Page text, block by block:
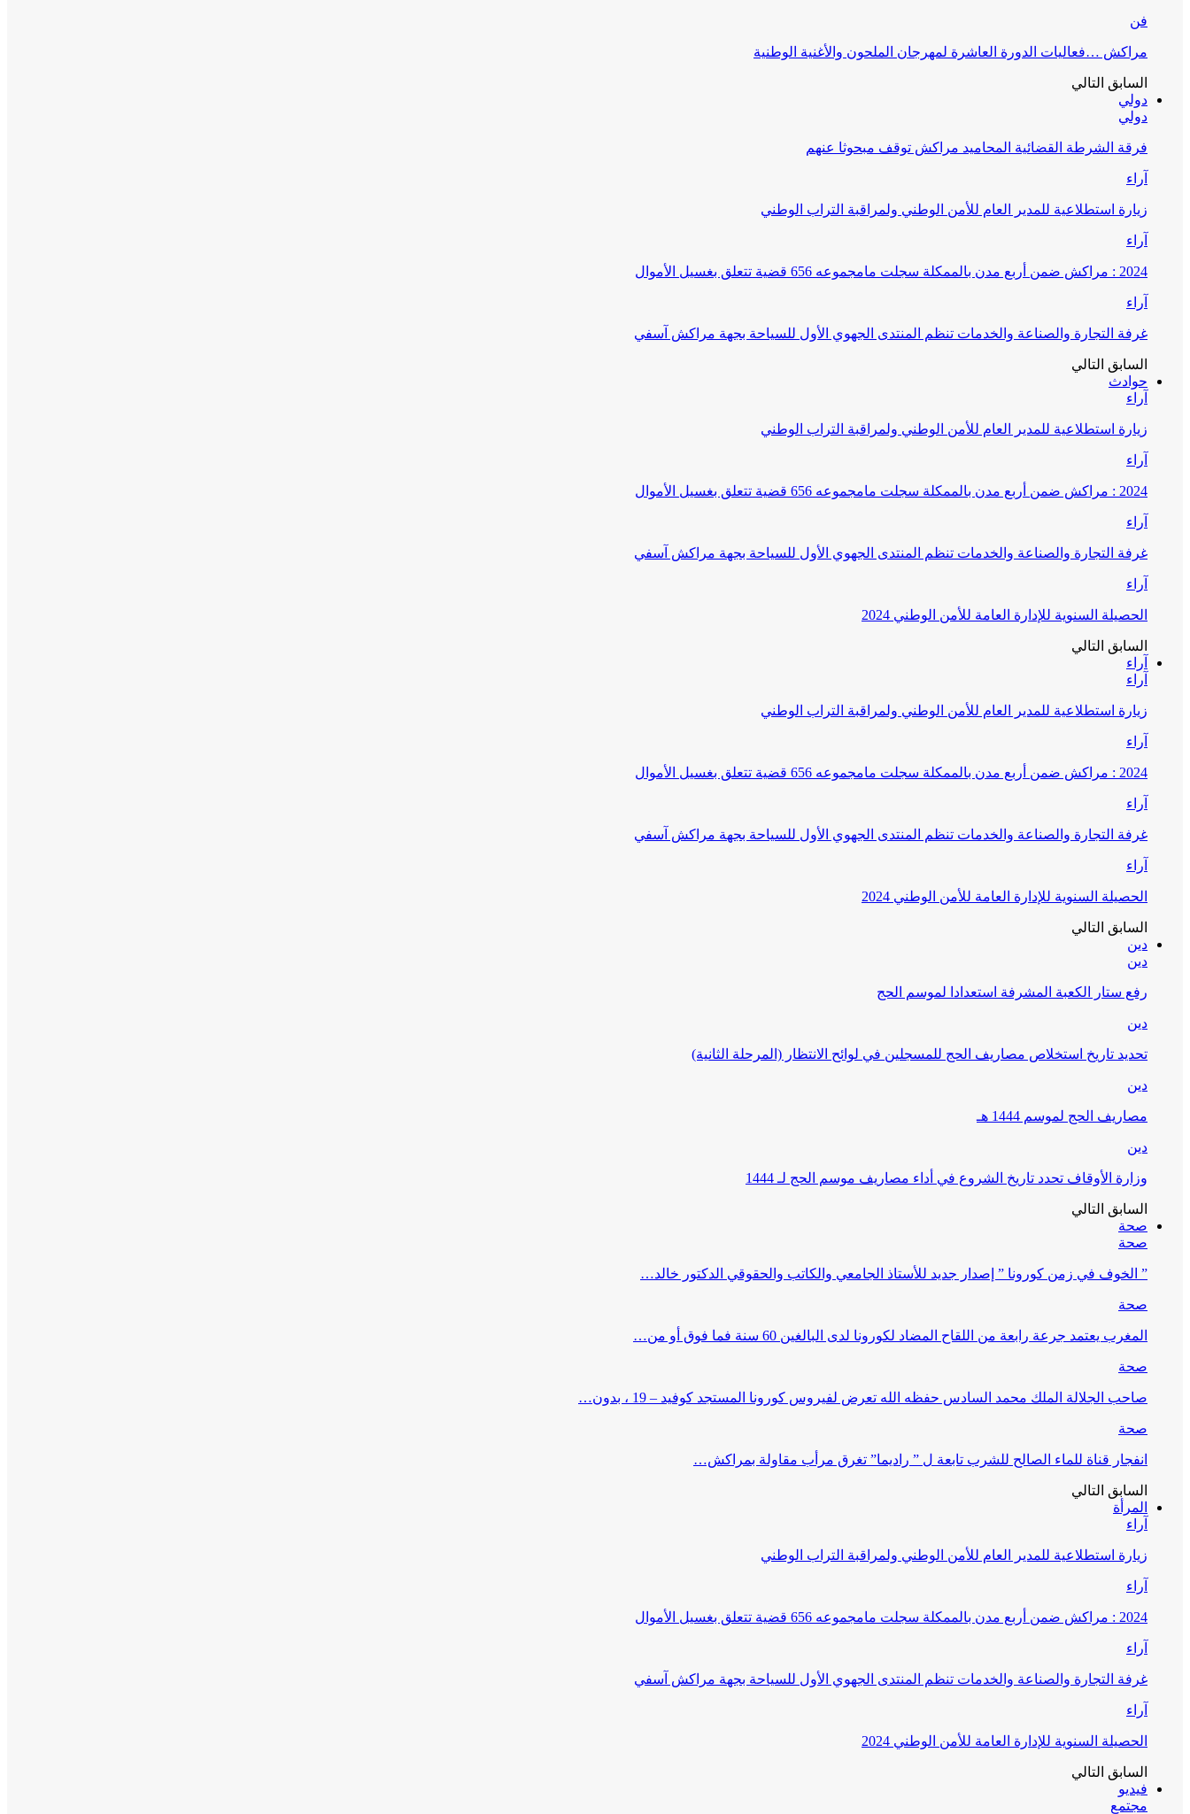
فن
مراكش …فعاليات الدورة العاشرة لمهرجان الملحون والأغنية الوطنية
السابق التالي
دولي
دولي
فرقة الشرطة القضائية المحاميد مراكش توقف مبحوثا عنهم
آراء
زيارة استطلاعية للمدير العام للأمن الوطني ولمراقبة التراب الوطني
آراء
2024 : مراكش ضمن أربع مدن بالممكلة سجلت مامجموعه 656 قضية تتعلق بغسيل الأموال
آراء
غرفة التجارة والصناعة والخدمات تنظم المنتدى الجهوي الأول للسياحة بجهة مراكش آسفي
السابق التالي
حوادث
آراء
زيارة استطلاعية للمدير العام للأمن الوطني ولمراقبة التراب الوطني
آراء
2024 : مراكش ضمن أربع مدن بالممكلة سجلت مامجموعه 656 قضية تتعلق بغسيل الأموال
آراء
غرفة التجارة والصناعة والخدمات تنظم المنتدى الجهوي الأول للسياحة بجهة مراكش آسفي
آراء
الحصيلة السنوية للإدارة العامة للأمن الوطني 2024
السابق التالي
آراء
آراء
زيارة استطلاعية للمدير العام للأمن الوطني ولمراقبة التراب الوطني
آراء
2024 : مراكش ضمن أربع مدن بالممكلة سجلت مامجموعه 656 قضية تتعلق بغسيل الأموال
آراء
غرفة التجارة والصناعة والخدمات تنظم المنتدى الجهوي الأول للسياحة بجهة مراكش آسفي
آراء
الحصيلة السنوية للإدارة العامة للأمن الوطني 2024
السابق التالي
دين
دين
رفع ستار الكعبة المشرفة استعدادا لموسم الحج
دين
تحديد تاريخ استخلاص مصاريف الحج للمسجلين في لوائح الانتظار (المرحلة الثانية)
دين
مصاريف الحج لموسم 1444 هـ
دين
وزارة الأوقاف تحدد تاريخ الشروع في أداء مصاريف موسم الحج لـ 1444
السابق التالي
صحة
صحة
” الخوف في زمن كورونا ” إصدار جديد للأستاذ الجامعي والكاتب والحقوقي الدكتور خالد…
صحة
المغرب يعتمد جرعة رابعة من اللقاح المضاد لكورونا لدى البالغين 60 سنة فما فوق أو من…
صحة
صاحب الجلالة الملك محمد السادس حفظه الله تعرض لفيروس كورونا المستجد كوفيد – 19 ، بدون…
صحة
انفجار قناة للماء الصالح للشرب تابعة ل ” راديما” تغرق مرأب مقاولة بمراكش…
السابق التالي
المرأة
آراء
زيارة استطلاعية للمدير العام للأمن الوطني ولمراقبة التراب الوطني
آراء
2024 : مراكش ضمن أربع مدن بالممكلة سجلت مامجموعه 656 قضية تتعلق بغسيل الأموال
آراء
غرفة التجارة والصناعة والخدمات تنظم المنتدى الجهوي الأول للسياحة بجهة مراكش آسفي
آراء
الحصيلة السنوية للإدارة العامة للأمن الوطني 2024
السابق التالي
فيديو
مجتمع